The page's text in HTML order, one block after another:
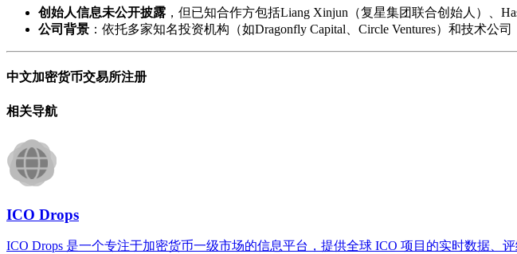
​创始人信息未公开披露​ ，但已知合作方包括Liang Xinjun（复星集团联合创始人）、
​公司背景​ ：依托多家知名投资机构（如Dragonfly Capital、Circle Ventures）和技术公
中文加密货币交易所注册
相关导航
ICO Drops
ICO Drops 是一个专注于加密货币一级市场的信息平台，提供全球 ICO 项目的实时数据、